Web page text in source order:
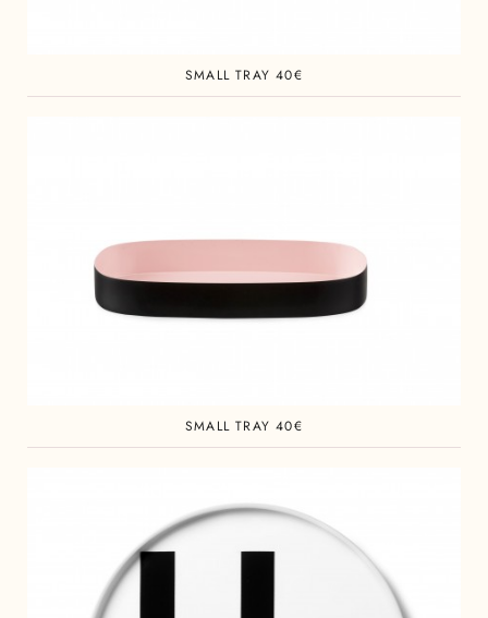
SMALL TRAY 40€
SMALL TRAY 40€